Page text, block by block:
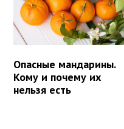
Опасные мандарины.
Кому и почему их
нельзя есть